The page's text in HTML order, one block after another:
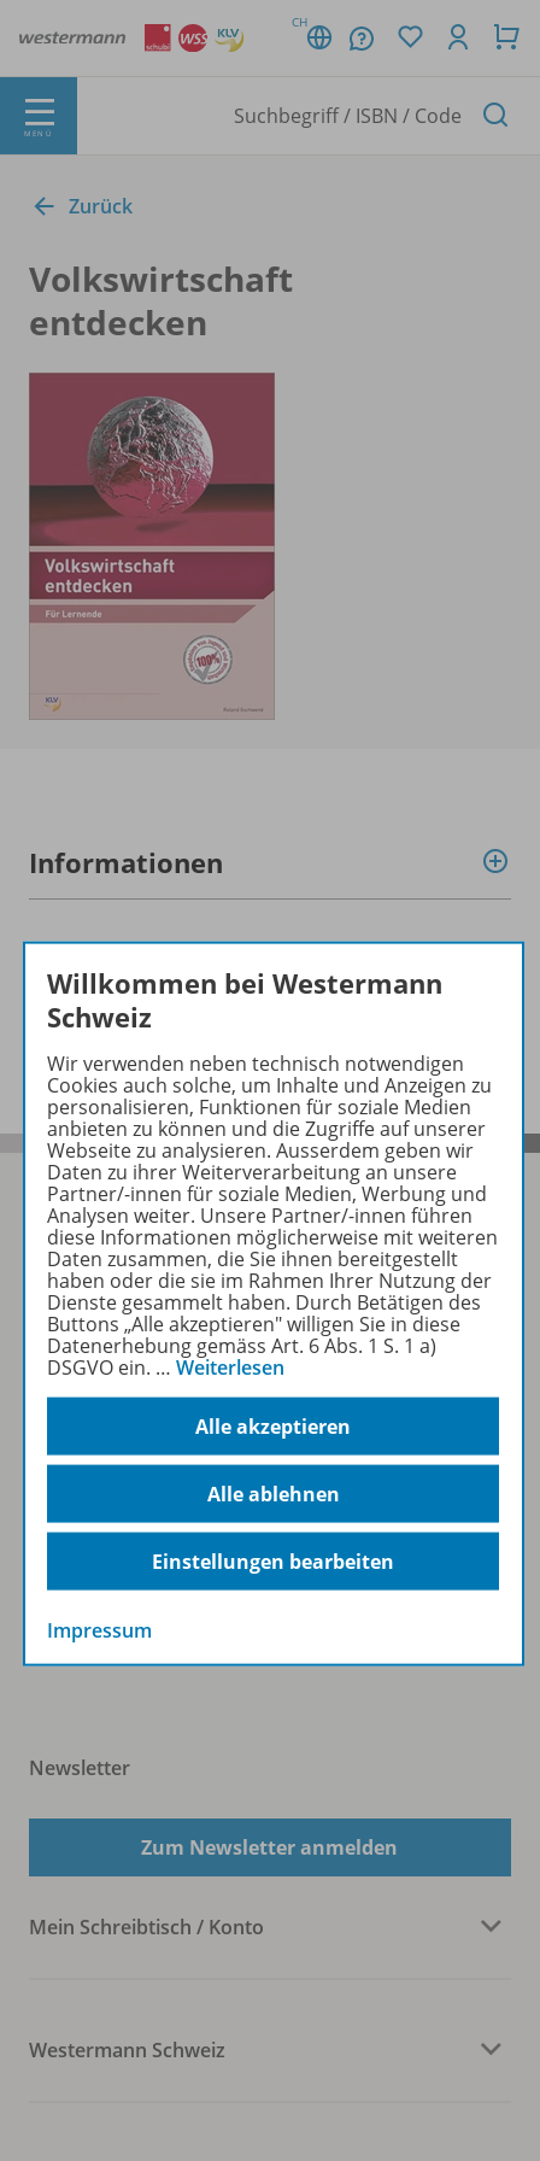
CH
MENÜ
Zurück
Volkswirtschaft
entdecken
Informationen
Produkte der Reihe
Benachrichtigungs-Service
Folgen Sie uns auf Social Media
Schubi:
WSS:
KLV:
Newsletter
Zum Newsletter anmelden
Mein Schreibtisch / Konto
Westermann Schweiz
Willkommen bei Westermann
Schweiz
Wir verwenden neben technisch notwendigen
Cookies auch solche, um Inhalte und Anzeigen zu
personalisieren, Funktionen für soziale Medien
anbieten zu können und die Zugriffe auf unserer
Webseite zu analysieren. Ausserdem geben wir
Daten zu ihrer Weiterverarbeitung an unsere
Partner/-innen für soziale Medien, Werbung und
Analysen weiter. Unsere Partner/-innen führen
diese Informationen möglicherweise mit weiteren
Daten zusammen, die Sie ihnen bereitgestellt
haben oder die sie im Rahmen Ihrer Nutzung der
Dienste gesammelt haben. Durch Betätigen des
Buttons „Alle akzeptieren" willigen Sie in diese
Datenerhebung gemäss Art. 6 Abs. 1 S. 1 a)
DSGVO ein. … Weiterlesen
Alle akzeptieren
Alle ablehnen
Einstellungen bearbeiten
Impressum